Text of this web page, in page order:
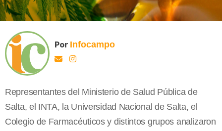
Por Infocampo
Representantes del Ministerio de Salud Pública de
Salta, el INTA, la Universidad Nacional de Salta, el
Colegio de Farmacéuticos y distintos grupos analizaron